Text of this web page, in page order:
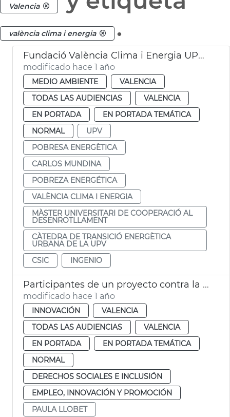
Valencia
valència clima i energia .
Fundació València Clima i Energia UPV pobreza energética
modificado hace 1 año
MEDIO AMBIENTE
VALENCIA
TODAS LAS AUDIENCIAS
VALENCIA
EN PORTADA
EN PORTADA TEMÁTICA
NORMAL
UPV
POBRESA ENERGÈTICA
CARLOS MUNDINA
POBREZA ENERGÉTICA
VALÈNCIA CLIMA I ENERGIA
MÀSTER UNIVERSITARI DE COOPERACIÓ AL
DESENROTLLAMENT
CÀTEDRA DE TRANSICIÓ ENERGÈTICA
URBANA DE LA UPV
CSIC
INGENIO
Participantes de un proyecto contra la pobreza energética reciben ventiladores
modificado hace 1 año
INNOVACIÓN
VALENCIA
TODAS LAS AUDIENCIAS
VALENCIA
EN PORTADA
EN PORTADA TEMÁTICA
NORMAL
DERECHOS SOCIALES E INCLUSIÓN
EMPLEO, INNOVACIÓN Y PROMOCIÓN
PAULA LLOBET